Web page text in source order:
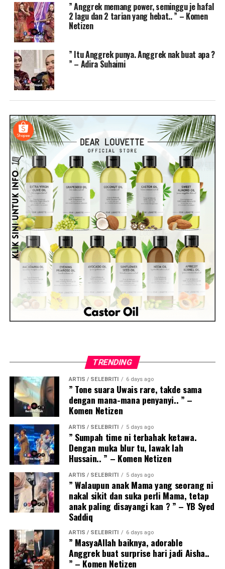
” Anggrek memang power, seminggu je hafal
2 lagu dan 2 tarian yang hebat.. ” – Komen
Netizen
” Itu Anggrek punya. Anggrek nak buat apa ?
” – Adira Suhaimi
TRENDING
ARTIS / SELEBRITI 6 days ago
” Tone suara Uwais rare, takde sama
dengan mana-mana penyanyi.. ” –
Komen Netizen
ARTIS / SELEBRITI 5 days ago
” Sumpah time ni terbahak ketawa.
Dengan muka blur tu, lawak lah
Hussain.. ” – Komen Netizen
ARTIS / SELEBRITI 5 days ago
” Walaupun anak Mama yang seorang ni
nakal sikit dan suka perli Mama, tetap
anak paling disayangi kan ? ” – YB Syed
Saddiq
ARTIS / SELEBRITI 6 days ago
” MasyaAllah baiknya, adorable
Anggrek buat surprise hari jadi Aisha..
” – Komen Netizen